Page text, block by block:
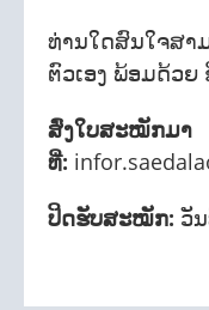
ທ່ານໃດສົນໃຈສ
ຕົວເອງ ພ້ອມດ້ວ
ສົ່ງໃບສະໝັກມາ
ທີ່:
ປິດຮັບສະໝັກ: ວັ